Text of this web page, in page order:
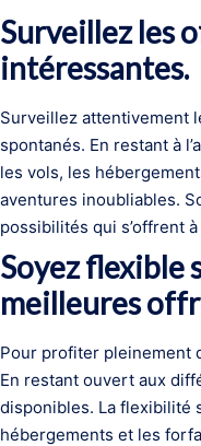
Surveillez les
intéressantes.
Surveillez attentivement
spontanés. En restant à
les vols, les
aventures inoubliables.
possibilités qui s’offrent
Soyez flexible
meilleures
Pour profiter pleinement
En restant ouvert aux
disponibles. La flexibilité
hébergements et les